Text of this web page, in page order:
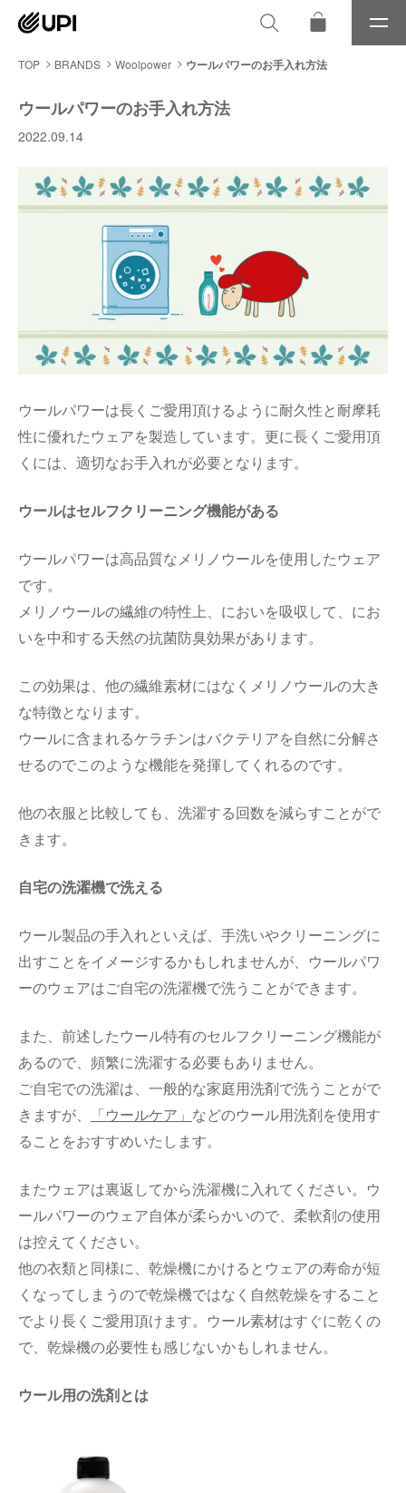
メ
ニ
TOP BRANDS Woolpower ウールパワーのお手入れ方法
ウールパワーのお手入れ方法
2022.09.14
ウールパワーは長くご愛用頂けるように耐久性と耐摩耗
性に優れたウェアを製造しています。更に長くご愛用頂
くには、適切なお手入れが必要となります。
ウールはセルフクリーニング機能がある
ウールパワーは高品質なメリノウールを使用したウェア
です。
メリノウールの繊維の特性上、においを吸収して、にお
いを中和する天然の抗菌防臭効果があります。
この効果は、他の繊維素材にはなくメリノウールの大き
な特徴となります。
ウールに含まれるケラチンはバクテリアを自然に分解さ
せるのでこのような機能を発揮してくれるのです。
他の衣服と比較しても、洗濯する回数を減らすことがで
きます。
自宅の洗濯機で洗える
ウール製品の手入れといえば、手洗いやクリーニングに
出すことをイメージするかもしれませんが、ウールパワ
ーのウェアはご自宅の洗濯機で洗うことができます。
また、前述したウール特有のセルフクリーニング機能が
あるので、頻繁に洗濯する必要もありません。
ご自宅での洗濯は、一般的な家庭用洗剤で洗うことがで
きますが、
「ウールケア」 などのウール用洗剤を使用す
ることをおすすめいたします。
またウェアは裏返してから洗濯機に入れてください。ウ
ールパワーのウェア自体が柔らかいので、柔軟剤の使用
は控えてください。
他の衣類と同様に、乾燥機にかけるとウェアの寿命が短
くなってしまうので乾燥機ではなく自然乾燥をすること
でより長くご愛用頂けます。ウール素材はすぐに乾くの
で、乾燥機の必要性も感じないかもしれません。
ウール用の洗剤とは